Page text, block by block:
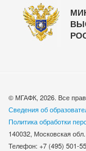
© МГАФК, 2026. Все
Сведения об
Политика обработки
140032, Московская
Телефон: +7 (495)